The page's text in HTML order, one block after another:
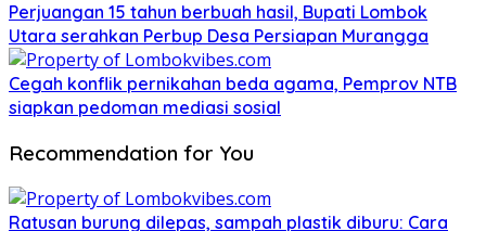
Perjuangan 15 tahun berbuah hasil, Bupati Lombok
Utara serahkan Perbup Desa Persiapan Murangga
Cegah konflik pernikahan beda agama, Pemprov NTB
siapkan pedoman mediasi sosial
Recommendation for You
Ratusan burung dilepas, sampah plastik diburu: Cara